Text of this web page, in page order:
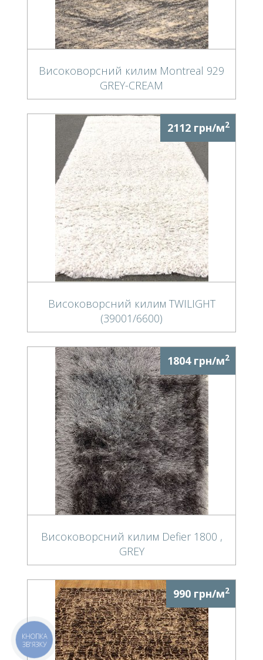
Високоворсний килим Montreal 929
GREY-CREAM
2112 грн/м2
Високоворсний килим TWILIGHT
(39001/6600)
1804 грн/м2
Високоворсний килим Defier 1800 ,
GREY
990 грн/м2
КНОПКА
ЗВ'ЯЗКУ